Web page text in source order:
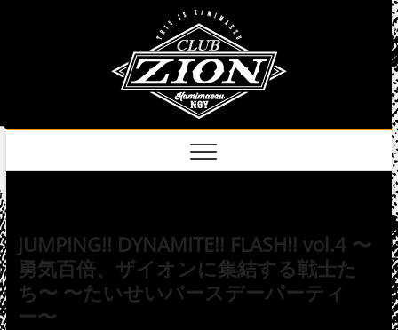
JUMPING!! DYNAMITE!! FLASH!! vol.4 〜
勇気百倍、ザイオンに集結する戦士た
ち〜 〜たいせいバースデーパーティ
ー〜